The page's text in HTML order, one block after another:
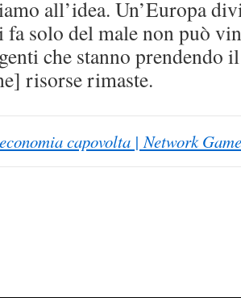
all’idea. Un’Europa
fa solo del male non può
che stanno prendendo
risorse rimaste.
capovolta | Network